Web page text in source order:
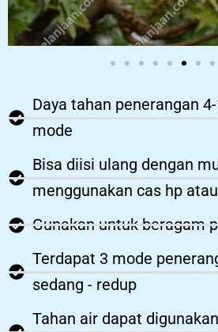
Daya tahan penerangan
mode
Bisa diisi ulang dengan
menggunakan cas hp
Gunakan untuk beragam
Terdapat 3 mode
sedang - redup
Tahan air dapat